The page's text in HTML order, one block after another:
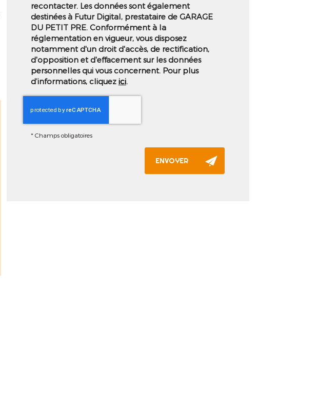
recontacter. Les données sont également
destinées à Futur Digital, prestataire de GARAGE
DU PETIT PRE. Conformément à la
réglementation en vigueur, vous disposez
notamment d'un droit d'accès, de rectification,
d'opposition et d'effacement sur les données
personnelles qui vous concernent. Pour plus
d’informations, cliquez ici.
* Champs obligatoires